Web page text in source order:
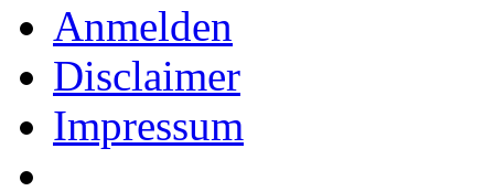
Anmelden
Disclaimer
Impressum